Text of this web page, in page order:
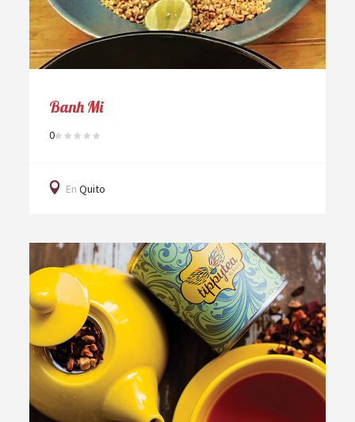
Banh Mi
0
En Quito